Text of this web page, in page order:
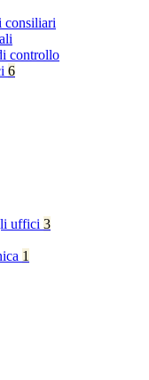
consiliari
controllo
6
uffici 3
1